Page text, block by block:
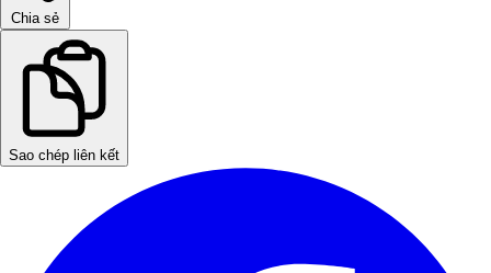
Chia sẻ
Sao chép liên kết